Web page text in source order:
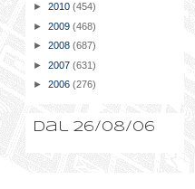
► 2010 (454)
► 2009 (468)
► 2008 (687)
► 2007 (631)
► 2006 (276)
Dal 26/08/06